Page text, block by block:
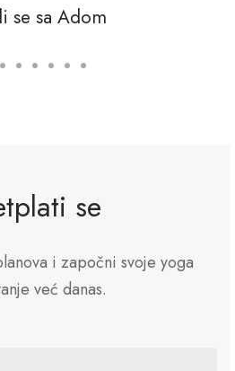
se sa Adom
se
i započni svoje yoga
već danas.